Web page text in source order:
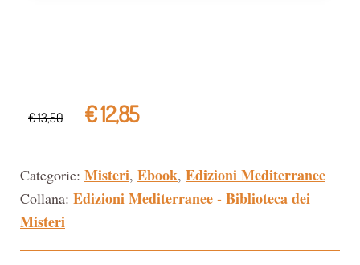
€ 13,50 € 12,85
Categorie: Misteri, Ebook, Edizioni Mediterranee
Collana: Edizioni Mediterranee - Biblioteca dei
Misteri